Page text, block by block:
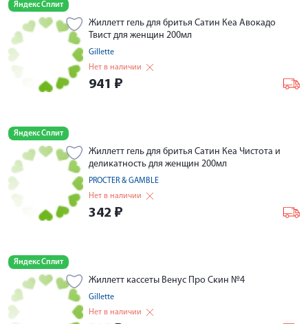
Яндекс Сплит
Жиллетт гель для бритья Сатин Кеа Авокадо
Твист для женщин 200мл
Gillette
Нет в наличии
941 ₽
Яндекс Сплит
Жиллетт гель для бритья Сатин Кеа Чистота и
деликатность для женщин 200мл
PROCTER & GAMBLE
Нет в наличии
342 ₽
Яндекс Сплит
Жиллетт кассеты Венус Про Скин №4
Gillette
Нет в наличии